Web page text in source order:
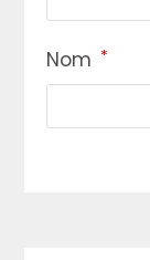
Nom *